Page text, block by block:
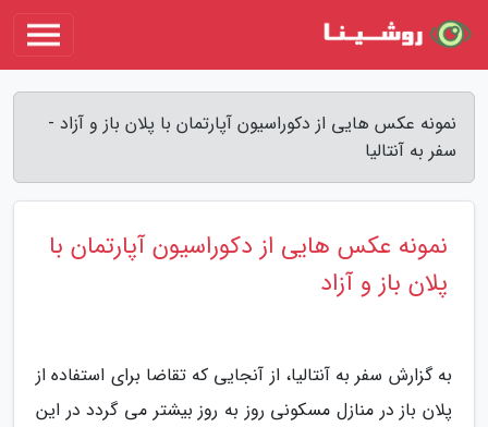
نمونه عکس هایی از دکوراسیون آپارتمان با پلان باز و آزاد -
سفر به آنتالیا
نمونه عکس هایی از دکوراسیون آپارتمان با
پلان باز و آزاد
به گزارش سفر به آنتالیا، از آنجایی که تقاضا برای استفاده از
پلان باز در منازل مسکونی روز به روز بیشتر می گردد در این